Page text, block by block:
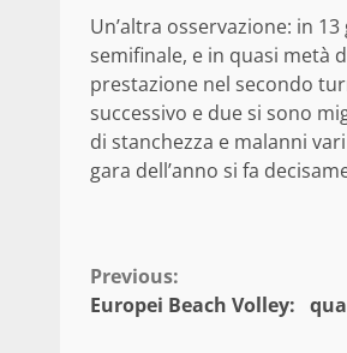
Un’altra osservazione: in
semifinale, e in quasi metà
prestazione nel secondo
successivo e due si sono
di stanchezza e malanni
gara dell’anno si fa
Continue
Reading
Previous:
Europei Beach Volley: